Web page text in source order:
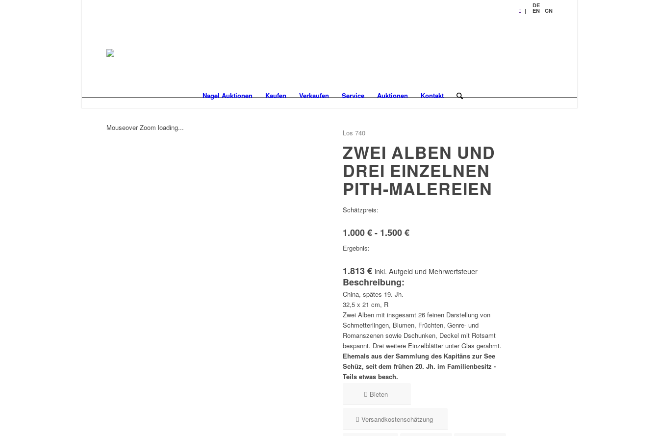
|
DE
EN CN
Nagel Auktionen Kaufen Verkaufen Service Auktionen Kontakt
Mouseover Zoom loading...
Los 740
ZWEI ALBEN UND
DREI EINZELNEN
PITH-MALEREIEN
Schätzpreis:
1.000 € - 1.500 €
Ergebnis:
1.813 € inkl. Aufgeld und Mehrwertsteuer
Beschreibung:
China, spätes 19. Jh.
32,5 x 21 cm, R
Zwei Alben mit insgesamt 26 feinen Darstellung von
Schmetterlingen, Blumen, Früchten, Genre- und
Romanszenen sowie Dschunken, Deckel mit Rotsamt
bespannt. Drei weitere Einzelblätter unter Glas gerahmt.
Ehemals aus der Sammlung des Kapitäns zur See
Schüz, seit dem frühen 20. Jh. im Familienbesitz -
Teils etwas besch.
Bieten
Versandkostenschätzung